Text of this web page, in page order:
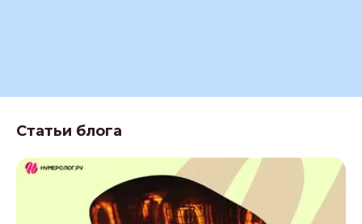
Статьи блога